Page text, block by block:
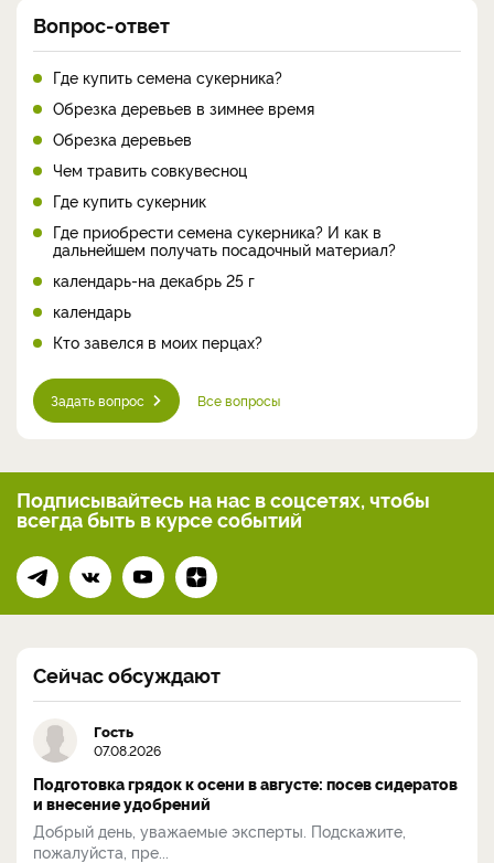
Вопрос-ответ
Где купить семена сукерника?
Обрезка деревьев в зимнее время
Обрезка деревьев
Чем травить совкувесноц
Где купить сукерник
Где приобрести семена сукерника? И как в
дальнейшем получать посадочный материал?
календарь-на декабрь 25 г
календарь
Кто завелся в моих перцах?
Задать вопрос Все вопросы
Подписывайтесь на нас в соцсетях, чтобы
всегдабыть в курсе событий
Сейчас обсуждают
Гость
07.08.2026
Подготовка грядок к осени в августе: посев сидератов
и внесение удобрений
Добрый день, уважаемые эксперты. Подскажите,
пожалуйста, пре...